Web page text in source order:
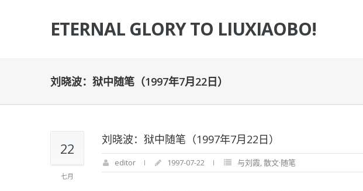
ETERNAL GLORY TO LIUXIAOBO!
刘晓波：狱中随笔（1997年7月22日）
22
七月
刘晓波：狱中随笔（1997年7月22日）
editor 1997-07-22 与刘霞,散文·随笔